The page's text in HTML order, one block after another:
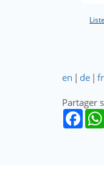
en | de | fr
Partager